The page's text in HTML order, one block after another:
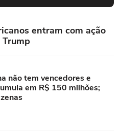
entram com ação
não tem vencedores e
em R$ 150 milhões;